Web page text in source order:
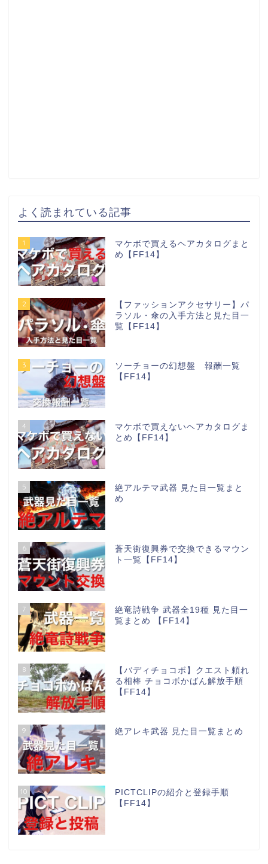
よく読まれている記事
1
マケボで買えるヘアカタログまと
め【FF14】
2
【ファッションアクセサリー】パ
ラソル・傘の入手方法と見た目一
覧【FF14】
3
ソーチョーの幻想盤 報酬一覧
【FF14】
4
マケボで買えないヘアカタログま
とめ【FF14】
5
絶アルテマ武器 見た目一覧まと
め
6
蒼天街復興券で交換できるマウン
ト一覧【FF14】
7
絶竜詩戦争 武器全19種 見た目一
覧まとめ 【FF14】
8
【バディチョコボ】クエスト頼れ
る相棒 チョコボかばん解放手順
【FF14】
9 絶アレキ武器 見た目一覧まとめ
10
PICTCLIPの紹介と登録手順
【FF14】